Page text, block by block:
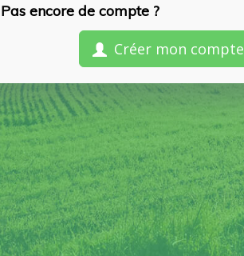
Pas encore de compte ?
Créer mon compte